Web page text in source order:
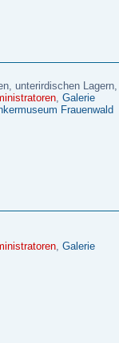
unterirdischen
Galerie
Frauenwald
Galerie